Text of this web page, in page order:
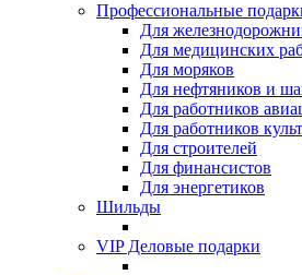
Профессиональные
Для
Для медицинских
Для моряков
Для нефтяников и
Для работников
Для работников
Для строителей
Для финансистов
Для энергетиков
Шильды
VIP Деловые подарки